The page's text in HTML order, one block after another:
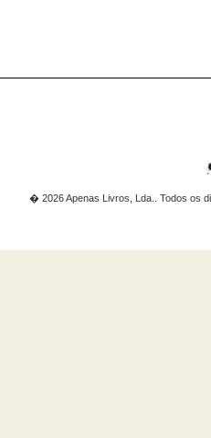
� 2026 Apenas Livros, Lda.. Todos os